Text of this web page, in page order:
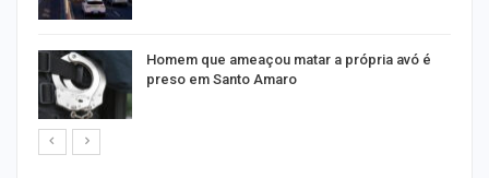
Homem que ameaçou matar a própria avó é
preso em Santo Amaro